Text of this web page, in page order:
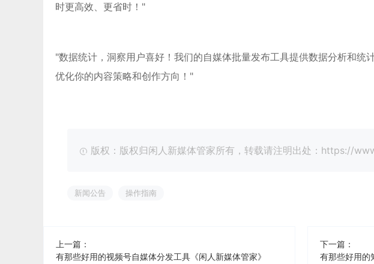
时更高效、更省时！"
"数据统计，洞察用户喜好！我们的自媒体批量发布工具提供数据分析和统
优化你的内容策略和创作方向！"
版权：版权归闲人新媒体管家所有，转载请注明出处：https://
新闻公告 操作指南
上一篇：
有那些好用的视频号自媒体分发工具《闲人新媒体管家》
下一篇：
有那些好用的